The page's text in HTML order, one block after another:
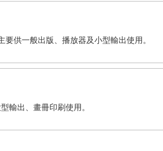
供一般出版、播放器及小型輸出使用。
輸出、畫冊印刷使用。